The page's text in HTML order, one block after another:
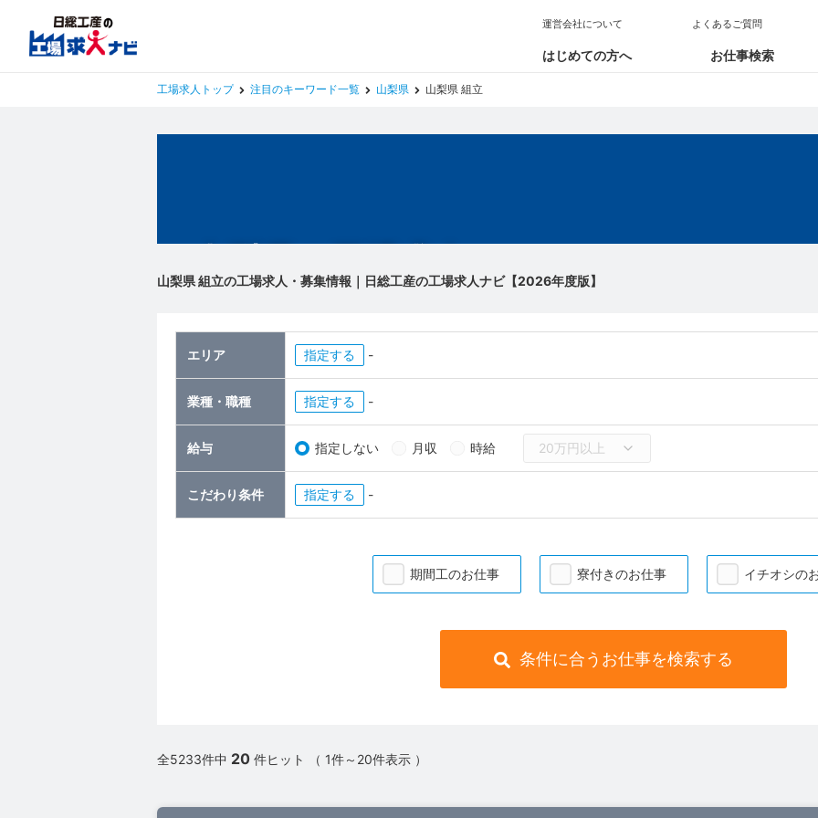
はじめての方へ お仕事検索
運営会社について よくあるご質問
工場求人トップ 注目のキーワード一覧 山梨県 山梨県 組立
山梨県 組立の工場求人・募集情報｜日総工産の工場求人ナビ【2026年度版】
エリア 指定 -
業種・職種 指定 -
給与 指定しない 月収 時給
こだわり条件 指定 -
期間工のお仕事 寮付きのお仕事 イチオシの
条件に合うお仕事を検索する
全5233件中 20 件ヒット （ 1件～20件表示 ）